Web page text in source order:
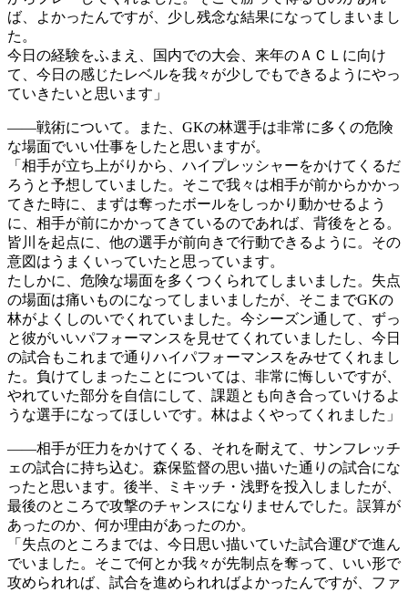
ば、よかったんですが、少し残念な結果になってしまいまし
た。
今日の経験をふまえ、国内での大会、来年のＡＣＬに向け
て、今日の感じたレベルを我々が少しでもできるようにやっ
ていきたいと思います」
――戦術について。また、GKの林選手は非常に多くの危険
な場面でいい仕事をしたと思いますが。
「相手が立ち上がりから、ハイプレッシャーをかけてくるだ
ろうと予想していました。そこで我々は相手が前からかかっ
てきた時に、まずは奪ったボールをしっかり動かせるよう
に、相手が前にかかってきているのであれば、背後をとる。
皆川を起点に、他の選手が前向きで行動できるように。その
意図はうまくいっていたと思っています。
たしかに、危険な場面を多くつくられてしまいました。失点
の場面は痛いものになってしまいましたが、そこまでGKの
林がよくしのいでくれていました。今シーズン通して、ずっ
と彼がいいパフォーマンスを見せてくれていましたし、今日
の試合もこれまで通りハイパフォーマンスをみせてくれまし
た。負けてしまったことについては、非常に悔しいですが、
やれていた部分を自信にして、課題とも向き合っていけるよ
うな選手になってほしいです。林はよくやってくれました」
――相手が圧力をかけてくる、それを耐えて、サンフレッチ
ェの試合に持ち込む。森保監督の思い描いた通りの試合にな
ったと思います。後半、ミキッチ・浅野を投入しましたが、
最後のところで攻撃のチャンスになりませんでした。誤算が
あったのか、何か理由があったのか。
「失点のところまでは、今日思い描いていた試合運びで進ん
でいました。そこで何とか我々が先制点を奪って、いい形で
攻められれば、試合を進められればよかったんですが、ファ